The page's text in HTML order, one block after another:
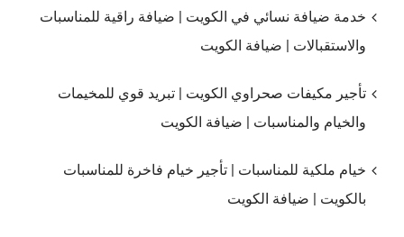
خدمة ضيافة نسائي في الكويت | ضيافة راقية للمناسبات
والاستقبالات | ضيافة الكويت
تأجير مكيفات صحراوي الكويت | تبريد قوي للمخيمات
والخيام والمناسبات | ضيافة الكويت
خيام ملكية للمناسبات | تأجير خيام فاخرة للمناسبات
بالكويت | ضيافة الكويت